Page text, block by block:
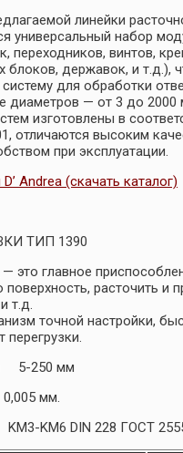
линейки
универсальный набор
переходников, винтов,
блоков, державок, и т.д.),
для обработки
диаметров — от 3 до 2000
изготовлены в
отличаются высоким
при эксплуатации.
Andrea (скачать каталог)
ТИП 1390
— это главное
расточить и
т.д.
точной настройки,
5-250 мм
мм.
DIN 228 ГОСТ 25557-